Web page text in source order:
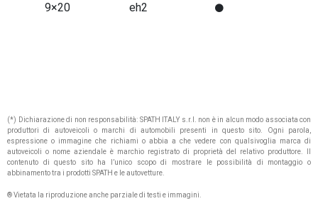
9×20
eh2
(*) Dichiarazione di non responsabilità: SPATH ITALY s.r.l. non è in alcun modo associata con
produttori di autoveicoli o marchi di automobili presenti in questo sito. Ogni parola,
espressione o immagine che richiami o abbia a che vedere con qualsivoglia marca di
autoveicoli o nome aziendale è marchio registrato di proprietà del relativo produttore. Il
contenuto di questo sito ha l’unico scopo di mostrare le possibilità di montaggio o
abbinamento tra i prodotti SPATH e le autovetture.
® Vietata la riproduzione anche parziale di testi e immagini.